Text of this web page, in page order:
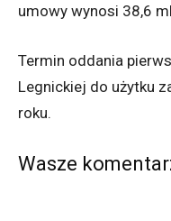
umowy wynosi 38,6
Termin oddania
Legnickiej do użytku
roku.
Wasze